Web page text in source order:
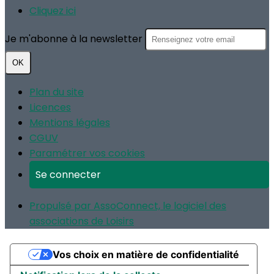
Cliquez ici
Je m'abonne à la newsletter
OK
Plan du site
Licences
Mentions légales
CGUV
Paramétrer vos cookies
Se connecter
Propulsé par AssoConnect, le logiciel des
associations de Loisirs
Vos choix en matière de confidentialité